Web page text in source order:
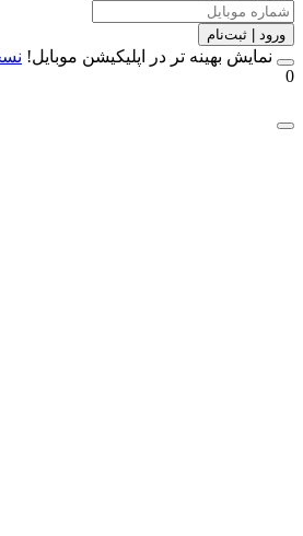
| ثبت‌نام
بهینه تر در اپلیکیشن موبایل!نسخه